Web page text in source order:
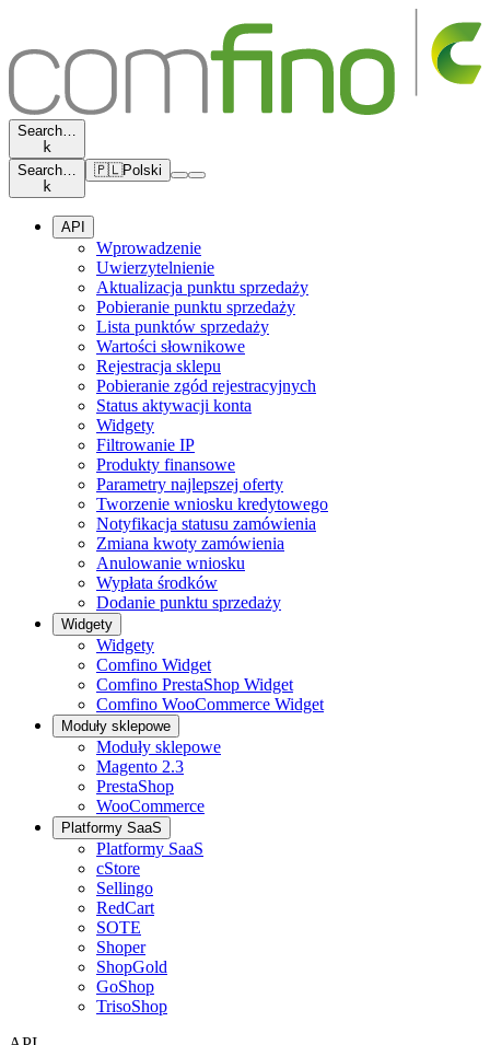
Search…
k
Search…
k
🇵🇱Polski
API
Wprowadzenie
Uwierzytelnienie
Aktualizacja punktu sprzedaży
Pobieranie punktu sprzedaży
Lista punktów sprzedaży
Wartości słownikowe
Rejestracja sklepu
Pobieranie zgód rejestracyjnych
Status aktywacji konta
Widgety
Filtrowanie IP
Produkty finansowe
Parametry najlepszej oferty
Tworzenie wniosku kredytowego
Notyfikacja statusu zamówienia
Zmiana kwoty zamówienia
Anulowanie wniosku
Wypłata środków
Dodanie punktu sprzedaży
Widgety
Widgety
Comfino Widget
Comfino PrestaShop Widget
Comfino WooCommerce Widget
Moduły sklepowe
Moduły sklepowe
Magento 2.3
PrestaShop
WooCommerce
Platformy SaaS
Platformy SaaS
cStore
Sellingo
RedCart
SOTE
Shoper
ShopGold
GoShop
TrisoShop